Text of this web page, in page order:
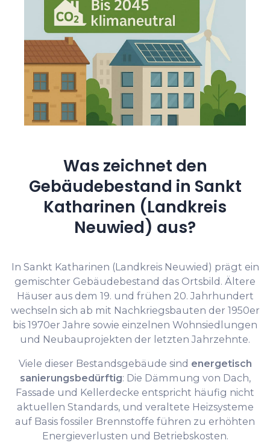
Was zeichnet den
Gebäudebestand in Sankt
Katharinen (Landkreis
Neuwied) aus?
In Sankt Katharinen (Landkreis Neuwied) prägt ein
gemischter Gebäudebestand das Ortsbild. Ältere
Häuser aus dem 19. und frühen 20. Jahrhundert
wechseln sich ab mit Nachkriegsbauten der 1950er
bis 1970er Jahre sowie einzelnen Wohnsiedlungen
und Neubauprojekten der letzten Jahrzehnte.
Viele dieser Bestandsgebäude sind energetisch
sanierungsbedürftig: Die Dämmung von Dach,
Fassade und Kellerdecke entspricht häufig nicht
aktuellen Standards, und veraltete Heizsysteme
auf Basis fossiler Brennstoffe führen zu erhöhten
Energieverlusten und Betriebskosten.